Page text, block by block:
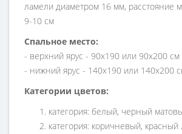
ламели диаметром 16 мм, расстояние
9-10 см
Спальное место:
- верхний ярус - 90х190 или 90х200 см
- нижний ярус - 140х190 или 140х200
Категории цветов:
категория: белый, черный
категория: коричневый,